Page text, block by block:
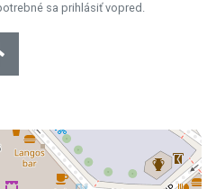
sa prihlásiť vopred.